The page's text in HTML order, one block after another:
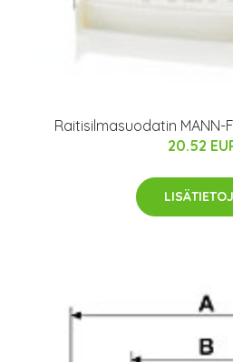
Raitisilmasuodatin MANN-
20.52